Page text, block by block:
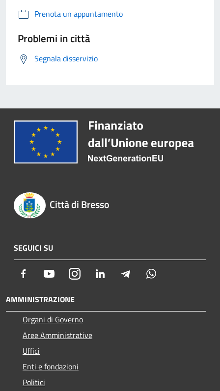
Prenota un appuntamento
Problemi in città
Segnala disservizio
Città di Bresso
SEGUICI SU
Facebook YoutubeInstagram LinkedIn Telegram
AMMINISTRAZIONE
Organi di Governo
Aree Amministrative
Uffici
Enti e fondazioni
Politici